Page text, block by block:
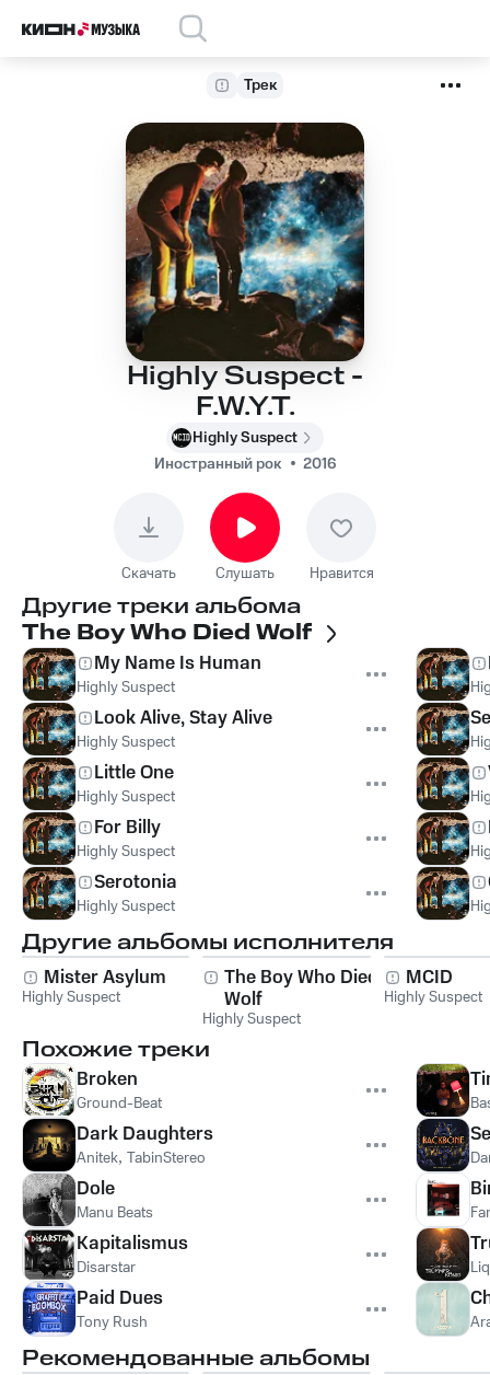
Трек
Highly Suspect -
F.W.Y.T.
Highly Suspect
Иностранный рок
2016
Скачать Слушать Нравится
Другие треки альбома
The Boy Who Died Wolf
My Name Is Human
Highly Suspect
Look Alive, Stay Alive
Highly Suspect
Little One
Highly Suspect
For Billy
Highly Suspect
Serotonia
Highly Suspect
Другие альбомы исполнителя
Mister Asylum
Highly Suspect
The Boy Who Died
Wolf
Highly Suspect
MCID
Highly Suspect
Похожие треки
Broken
Ground-Beat
Dark Daughters
Anitek, TabinStereo
Dole
Manu Beats
Kapitalismus
Disarstar
Paid Dues
Tony Rush
Рекомендованные альбомы